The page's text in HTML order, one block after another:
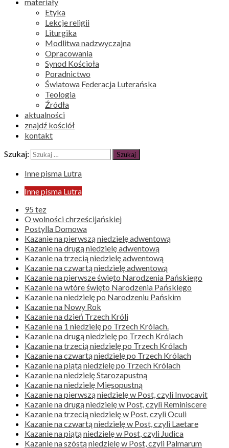
Etyka
Lekcje religii
Liturgika
Modlitwa nadzwyczajna
Opracowania
Synod Kościoła
Poradnictwo
Światowa Federacja Luterańska
Teologia
Źródła
aktualności
znajdź kościół
kontakt
Szukaj:
Inne pisma Lutra
Inne pisma Lutra
95 tez
O wolności chrześcijańskiej
Postylla Domowa
Kazanie na pierwszą niedzielę adwentową
Kazanie na drugą niedzielę adwentową
Kazanie na trzecią niedzielę adwentową
Kazanie na czwartą niedzielę adwentową
Kazanie na pierwsze święto Narodzenia Pańskiego
Kazanie na wtóre święto Narodzenia Pańskiego
Kazanie na niedzielę po Narodzeniu Pańskim
Kazanie na Nowy Rok
Kazanie na dzień Trzech Króli
Kazanie na 1 niedzielę po Trzech Królach.
Kazanie na drugą niedzielę po Trzech Królach
Kazanie na trzecią niedzielę po Trzech Królach
Kazanie na czwartą niedzielę po Trzech Królach
Kazanie na piątą niedzielę po Trzech Królach
Kazanie na niedzielę Starozapustną
Kazanie na niedzielę Mięsopustną
Kazanie na pierwszą niedzielę w Post, czyli Invocavit
Kazanie na drugą niedzielę w Post, czyli Reminiscere
Kazanie na trzecią niedzielę w Post, czyli Oculi
Kazanie na czwartą niedzielę w Post, czyli Laetare
Kazanie na piątą niedzielę w Post, czyli Judica
Kazanie na szóstą niedzielę w Post, czyli Palmarum